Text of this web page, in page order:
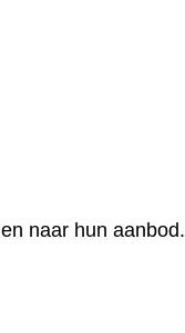
naar hun aanbod.